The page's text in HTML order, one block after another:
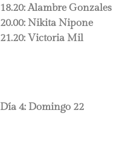
18.20: Alambre Gonzales
20.00: Nikita Nipone
21.20: Victoria Mil
Día 4: Domingo 22